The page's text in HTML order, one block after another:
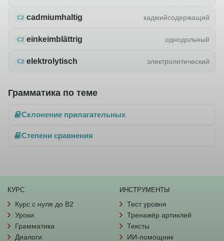
C2 cadmiumhaltig кадмийсодержащий
C2 einkeimblättrig однодольный
C2 elektrolytisch электролитический
Грамматика по теме
Склонение прилагательных
Степени сравнения
КУРС
Курс с нуля до B2
Уроки
Грамматика
Диалоги
ИНСТРУМЕНТЫ
Тест уровня
Тренажёр артиклей
Тексты
ИИ-помощник